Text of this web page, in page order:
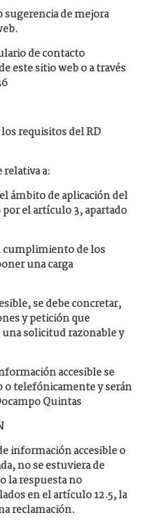
de mejora
de contacto
este sitio web o a través
requisitos del RD
a:
ámbito de aplicación del
por el artículo 3, apartado
cumplimiento de los
una carga
se debe concretar,
y petición que
solicitud razonable y
accesible se
o telefónicamente y serán
Quintas
información accesible o
no se estuviera de
la respuesta no
en el artículo 12.5, la
reclamación.